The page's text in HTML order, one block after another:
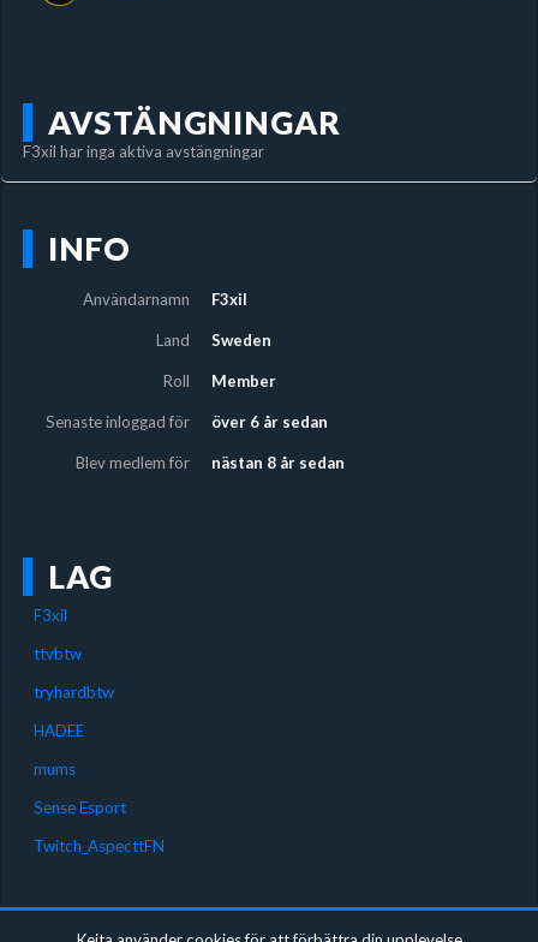
AVSTÄNGNINGAR
F3xil har inga aktiva avstängningar
INFO
Användarnamn F3xil
Land Sweden
Roll Member
Senaste inloggad för över 6 år sedan
Blev medlem för nästan 8 år sedan
LAG
F3xil
ttvbtw
tryhardbtw
HADEE
mums
Sense Esport
Twitch_AspecttFN